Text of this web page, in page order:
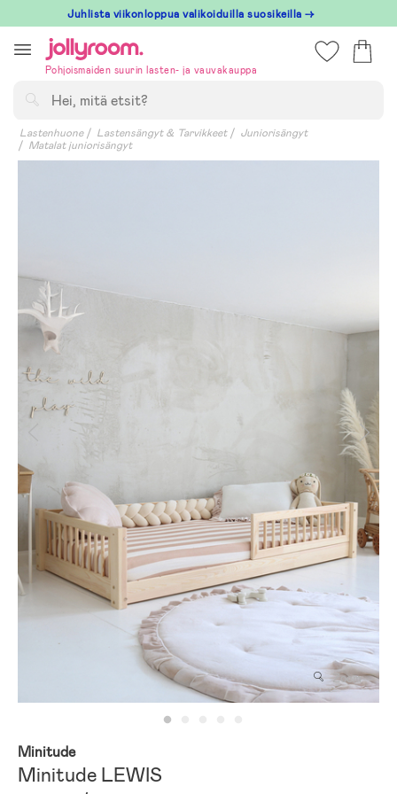
till
innehållet
Juhlista viikonloppua valikoiduilla suosikeilla →
Pohjoismaiden suurin lasten- ja vauvakauppa
Lastenhuone Lastensängyt & Tarvikkeet
Juniorisängyt
Matalat juniorisängyt
Zoom
Minitude
Minitude LEWIS